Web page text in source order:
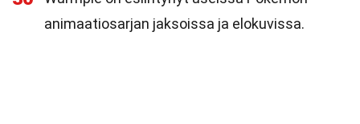
animaatiosarjan jaksoissa ja elokuvissa.